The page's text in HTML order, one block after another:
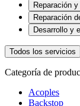
Reparación
Reparación
Todos los servicios
Categoría de
Acoples
Backstop